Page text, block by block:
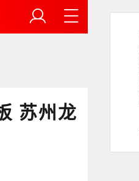
苏州龙